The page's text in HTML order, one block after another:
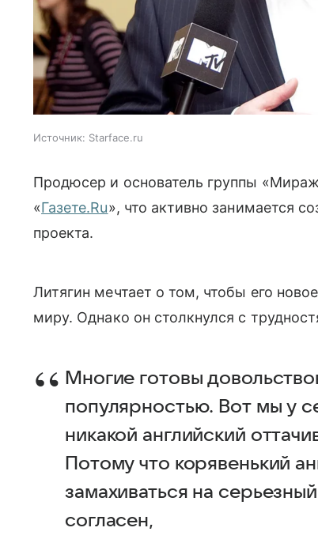
Источник: Starface.ru
Продюсер и основатель группы
«Газете.Ru», что активно занимается
проекта.
Литягин мечтает о том, чтобы его
миру. Однако он столкнулся с
Многие готовы
популярностью. Вот мы у
никакой английский
Потому что корявенький
замахиваться на
согласен,